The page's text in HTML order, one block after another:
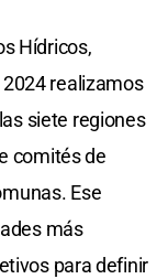
Hídricos,
2024 realizamos
siete regiones
comités de
Ese
más
para definir